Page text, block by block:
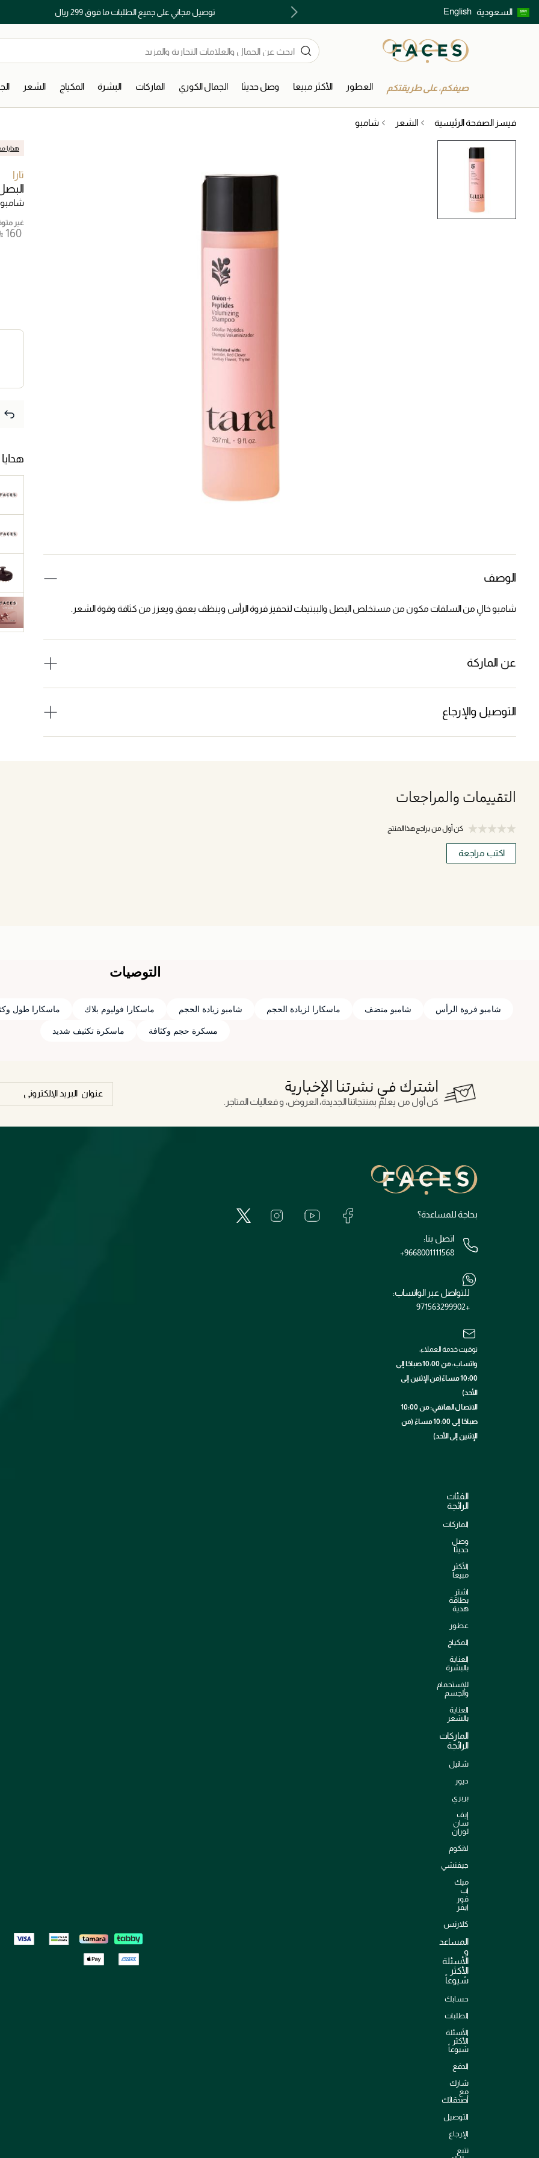
السعودية English اكتشفوا خدمات الجمال المختارة بعناية توصيل مجاني خلال ساعتين في الرياض عند الطلب قبل 8 مساءً
صيفكم، على طريقتكم العطور الأكثر مبيعا وصل حديثا الجمال الكوري الماركات البشرة المكياج الشعر
فيسز الصفحة الرئيسية الشعر شامبو
الوصف
شامبو خالٍ من السلفات مكون من مستخلص البصل والببتيدات لتحفيز فروة الرأس وينظف بعمق ويعزز من كثافة وقوة الشعر.
عن الماركة
التوصيل والإرجاع
هدايا
تارا
شامبو
غير
⁦160⁩
التقييمات والمراجعات
كن أول من يراجع هذا المنتج
اكتب مراجعة
التوصيات
شامبو فروة الرأس شامبو منضف ماسكارا لزيادة الحجم شامبو زيادة الحجم ماسكارا فوليوم بلاك ماسکارا طول
مسكرة حجم وكثافة ماسكرة تكثيف شديد
اشترك في نشرتنا الإخبارية
كن أول من يعلم بمنتجاتنا الجديدة، العروض، و فعاليات المتاجر.
بحاجة للمساعدة؟
اتصل بنا:
+9668001111568
للتواصل عبر الواتساب:
+971563299902
توقيت خدمة العملاء:
واتساب: من 10:00 صباحًا إلى
10:00 مساءً(من الإثنين إلى
الأحد)
الاتصال الهاتفي: من 10:00
صباحًا إلى 10:00 مساءً (من
الإثنين إلى الأحد)
الفئات
الرائجة
الماركات
وصل
حديثاً
الأكثر
مبيعاً
اشترِ
بطاقة
هدية
عطور
المكياج
العناية
بالبشرة
للإستحمام
والجسم
العناية
بالشعر
الماركات
الرائجة
شانيل
ديور
بربري
إيف
سان
لوران
لانكوم
جيفنشي
ميك
اب
فور
ايفر
كلارنس
المساعد
و
الأسئلة
الأكثر
شيوعاً
حسابك
الطلبات
الأسئلة
الأكثر
شيوعاً
الدفع
شارك
مع
أصدقائك
التوصيل
الإرجاع
تتبع